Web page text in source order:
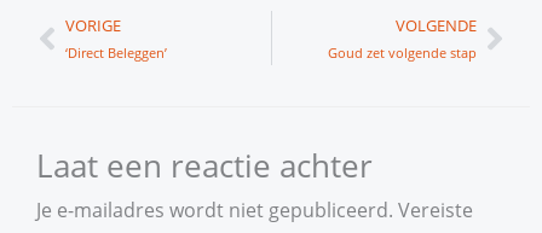
Vorige
VORIGE
‘Direct Beleggen’
VOLGENDE
Goud zet volgende stap
Laat een reactie achter
Je e-mailadres wordt niet gepubliceerd. Vereiste